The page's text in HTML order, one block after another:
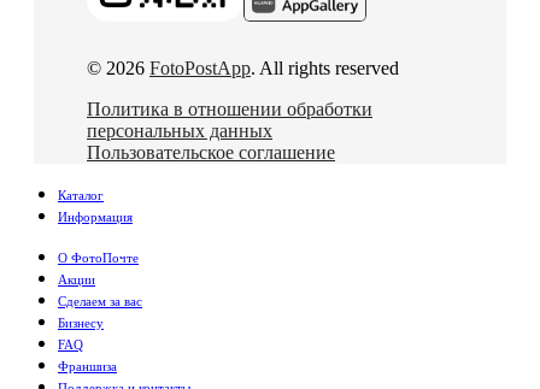
© 2026 FotoPostApp. All rights reserved
Политика в отношении обработки
персональных данных
Пользовательское соглашение
Каталог
Информация
О ФотоПочте
Акции
Сделаем за вас
Бизнесу
FAQ
Франшиза